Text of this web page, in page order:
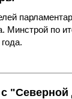
Минстрой по